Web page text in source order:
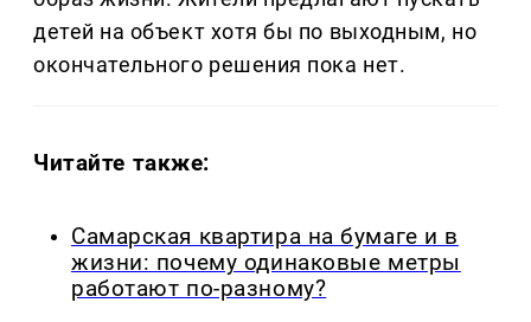
детей на объект хотя бы по выходным, но
окончательного решения пока нет.
Читайте также:
Самарская квартира на бумаге и в
жизни: почему одинаковые метры
работают по-разному?